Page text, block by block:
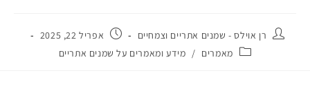
רן אוילס - שמנים אתריים וצמחיים
אפריל 22, 2025
מאמרים / מידע ומאמרים על שמנים אתריים